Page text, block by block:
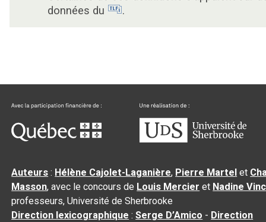
données du
.
Auteurs : Hélène Cajolet-Laganière, Pierre Martel et
Masson, avec le concours de Louis Mercier et Nadine
professeurs, Université de Sherbrooke
Direction lexicographique :Serge D’Amico - Direction